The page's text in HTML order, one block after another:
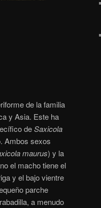
de la familia
y Asia. Este ha
deSaxicola
Ambos sexos
maurus) y la
el macho tiene el
y el bajo vientre
parche
a menudo